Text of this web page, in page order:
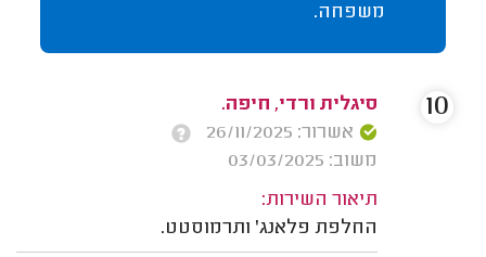
משפחה.
סיגלית ורדי, חיפה.
אשרור: 26/11/2025
משוב: 03/03/2025
תיאור השירות:
החלפת פלאנג' ותרמוסטט.
10